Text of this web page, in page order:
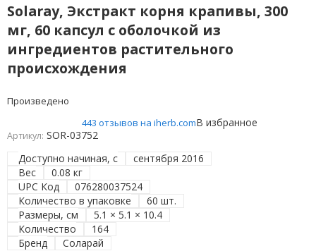
Solaray, Экстракт корня крапивы, 300
мг, 60 капсул с оболочкой из
ингредиентов растительного
происхождения
Произведено
443 отзывов на iherb.comВ избранное
Артикул: SOR-03752
Доступно начиная, с
сентября 2016
Вес
0.08 кг
UPC Код
076280037524
Количество в упаковке
60 шт.
Размеры, см
5.1 × 5.1 × 10.4
Количество
164
Бренд
Соларай